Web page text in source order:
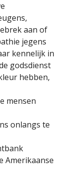
aan of
jegens
kennelijk in
godsdienst
hebben,
mensen
onlangs te
Amerikaanse